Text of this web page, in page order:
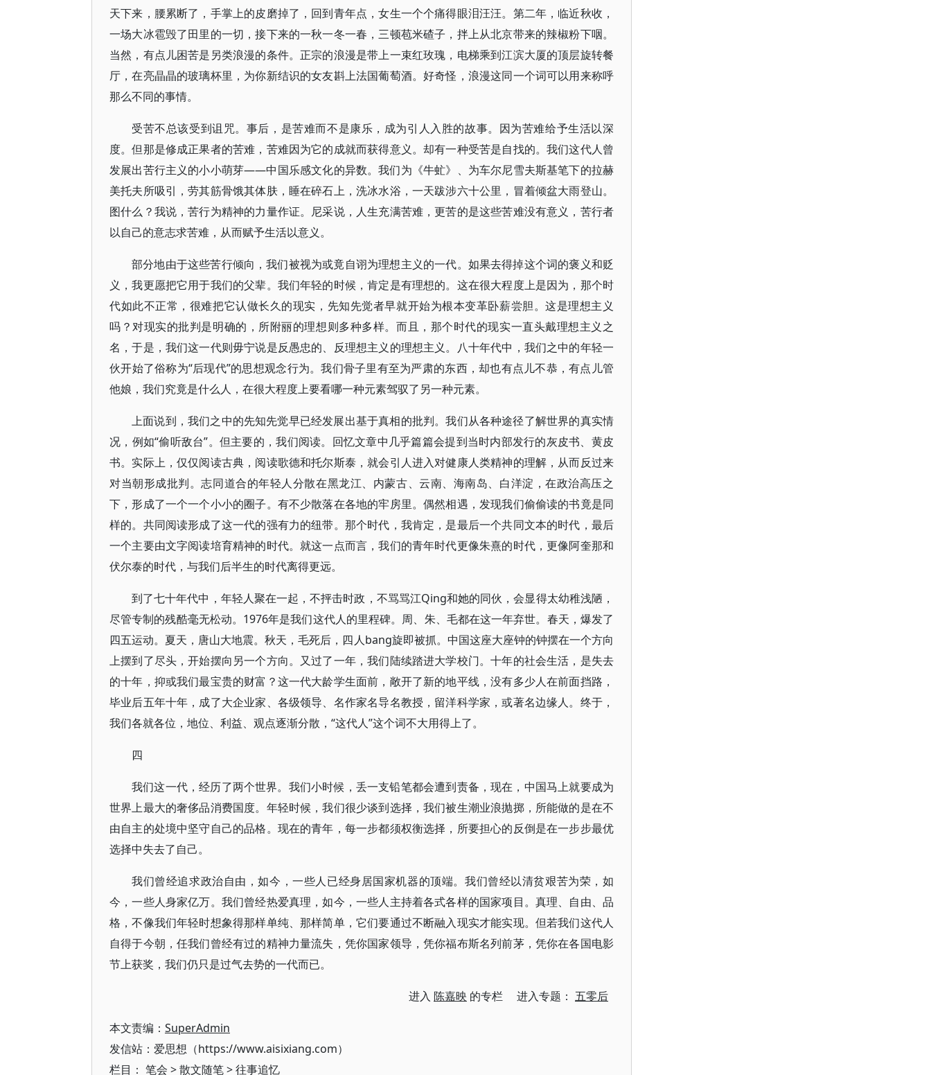
天下来，腰累断了，手掌上的皮磨掉了，回到青年点，女生一个个痛得眼泪汪汪。第二年，临近秋收，
一场大冰雹毁了田里的一切，接下来的一秋一冬一春，三顿苞米碴子，拌上从北京带来的辣椒粉下咽。
当然，有点儿困苦是另类浪漫的条件。正宗的浪漫是带上一束红玫瑰，电梯乘到江滨大厦的顶层旋转餐
厅，在亮晶晶的玻璃杯里，为你新结识的女友斟上法国葡萄酒。好奇怪，浪漫这同一个词可以用来称呼
那么不同的事情。
受苦不总该受到诅咒。事后，是苦难而不是康乐，成为引人入胜的故事。因为苦难给予生活以深
度。但那是修成正果者的苦难，苦难因为它的成就而获得意义。却有一种受苦是自找的。我们这代人曾
发展出苦行主义的小小萌芽——中国乐感文化的异数。我们为《牛虻》、为车尔尼雪夫斯基笔下的拉赫
美托夫所吸引，劳其筋骨饿其体肤，睡在碎石上，洗冰水浴，一天跋涉六十公里，冒着倾盆大雨登山。
图什么？我说，苦行为精神的力量作证。尼采说，人生充满苦难，更苦的是这些苦难没有意义，苦行者
以自己的意志求苦难，从而赋予生活以意义。
部分地由于这些苦行倾向，我们被视为或竟自诩为理想主义的一代。如果去得掉这个词的褒义和贬
义，我更愿把它用于我们的父辈。我们年轻的时候，肯定是有理想的。这在很大程度上是因为，那个时
代如此不正常，很难把它认做长久的现实，先知先觉者早就开始为根本变革卧薪尝胆。这是理想主义
吗？对现实的批判是明确的，所附丽的理想则多种多样。而且，那个时代的现实一直头戴理想主义之
名，于是，我们这一代则毋宁说是反愚忠的、反理想主义的理想主义。八十年代中，我们之中的年轻一
伙开始了俗称为“后现代”的思想观念行为。我们骨子里有至为严肃的东西，却也有点儿不恭，有点儿管
他娘，我们究竟是什么人，在很大程度上要看哪一种元素驾驭了另一种元素。
上面说到，我们之中的先知先觉早已经发展出基于真相的批判。我们从各种途径了解世界的真实情
况，例如“偷听敌台”。但主要的，我们阅读。回忆文章中几乎篇篇会提到当时内部发行的灰皮书、黄皮
书。实际上，仅仅阅读古典，阅读歌德和托尔斯泰，就会引人进入对健康人类精神的理解，从而反过来
对当朝形成批判。志同道合的年轻人分散在黑龙江、内蒙古、云南、海南岛、白洋淀，在政治高压之
下，形成了一个一个小小的圈子。有不少散落在各地的牢房里。偶然相遇，发现我们偷偷读的书竟是同
样的。共同阅读形成了这一代的强有力的纽带。那个时代，我肯定，是最后一个共同文本的时代，最后
一个主要由文字阅读培育精神的时代。就这一点而言，我们的青年时代更像朱熹的时代，更像阿奎那和
伏尔泰的时代，与我们后半生的时代离得更远。
到了七十年代中，年轻人聚在一起，不抨击时政，不骂骂江Qing和她的同伙，会显得太幼稚浅陋，
尽管专制的残酷毫无松动。1976年是我们这代人的里程碑。周、朱、毛都在这一年弃世。春天，爆发了
四五运动。夏天，唐山大地震。秋天，毛死后，四人bang旋即被抓。中国这座大座钟的钟摆在一个方向
上摆到了尽头，开始摆向另一个方向。又过了一年，我们陆续踏进大学校门。十年的社会生活，是失去
的十年，抑或我们最宝贵的财富？这一代大龄学生面前，敞开了新的地平线，没有多少人在前面挡路，
毕业后五年十年，成了大企业家、各级领导、名作家名导名教授，留洋科学家，或著名边缘人。终于，
我们各就各位，地位、利益、观点逐渐分散，“这代人”这个词不大用得上了。
四
我们这一代，经历了两个世界。我们小时候，丢一支铅笔都会遭到责备，现在，中国马上就要成为
世界上最大的奢侈品消费国度。年轻时候，我们很少谈到选择，我们被生潮业浪抛掷，所能做的是在不
由自主的处境中坚守自己的品格。现在的青年，每一步都须权衡选择，所要担心的反倒是在一步步最优
选择中失去了自己。
我们曾经追求政治自由，如今，一些人已经身居国家机器的顶端。我们曾经以清贫艰苦为荣，如
今，一些人身家亿万。我们曾经热爱真理，如今，一些人主持着各式各样的国家项目。真理、自由、品
格，不像我们年轻时想象得那样单纯、那样简单，它们要通过不断融入现实才能实现。但若我们这代人
自得于今朝，任我们曾经有过的精神力量流失，凭你国家领导，凭你福布斯名列前茅，凭你在各国电影
节上获奖，我们仍只是过气去势的一代而已。
进入 陈嘉映 的专栏 进入专题： 五零后
本文责编： SuperAdmin
发信站：爱思想（https://www.aisixiang.com）
栏目： 笔会 >散文随笔>往事追忆